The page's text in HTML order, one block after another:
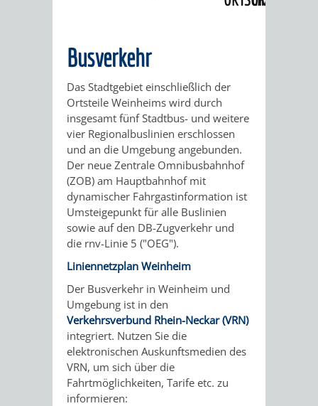
BEHÖRDENNUMMER
115
FAMILIEN
BERATUNG
UND
HILFE
KINDER
UND
JUGENDLICHE
SENIOREN
BETREUUNG
UND
PFLEGE
FREIZEITANGEBOTE
BERATUNG
UND
HILFE
MENSCHEN
MIT
MENSCHEN
MIT
UND
BEIRÄTE
AUSSCHUSS
FÜR
TECHNIK,
UMWELT
UND
STADTENTWICKLUNG
BERATUNGSERGEBNISSE
HAUPTAUSSCHUSS
KINDER-
JUGENDBEIRAT
/
ABGEORDNETE
STADTRECHT
Busverkehr
Das Stadtgebiet einschließlich der
Ortsteile Weinheims wird durch
insgesamt fünf Stadtbus- und weitere
vier Regionalbuslinien erschlossen
und an die Umgebung angebunden.
Der neue Zentrale Omnibusbahnhof
(ZOB) am Hauptbahnhof mit
dynamischer Fahrgastinformation ist
Umsteigepunkt für alle Buslinien
sowie auf den DB-Zugverkehr und
die rnv-Linie 5 ("OEG").
Liniennetzplan Weinheim
Der Busverkehr in Weinheim und
Umgebung ist in den
Verkehrsverbund Rhein-Neckar (VRN)
integriert. Nutzen Sie die
elektronischen Auskunftsmedien des
VRN, um sich über die
Fahrtmöglichkeiten, Tarife etc. zu
informieren: